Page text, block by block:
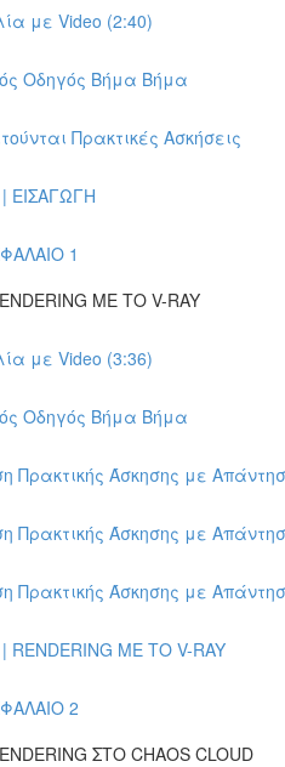
με Video (2:40)
Οδηγός Βήμα Βήμα
Πρακτικές Ασκήσεις
| ΕΙΣΑΓΩΓΗ
1
ΜΕ ΤΟ V-RAY
με Video (3:36)
Οδηγός Βήμα Βήμα
Πρακτικής Άσκησης με
Πρακτικής Άσκησης με
Πρακτικής Άσκησης με
RENDERING ΜΕ ΤΟ V-RAY
2
ΣΤΟ CHAOS CLOUD